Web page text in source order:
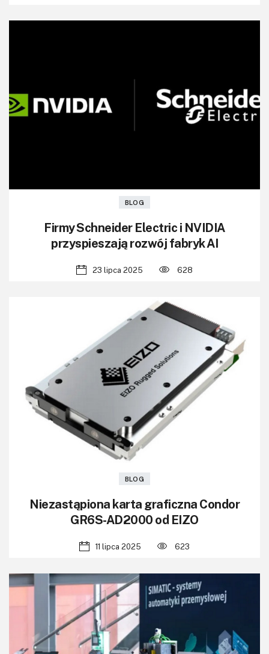
BLOG
Firmy Schneider Electric i NVIDIA
przyspieszają rozwój fabryk AI
23 lipca 2025 628
BLOG
Niezastąpiona karta graficzna Condor
GR6S-AD2000 od EIZO
11 lipca 2025 623